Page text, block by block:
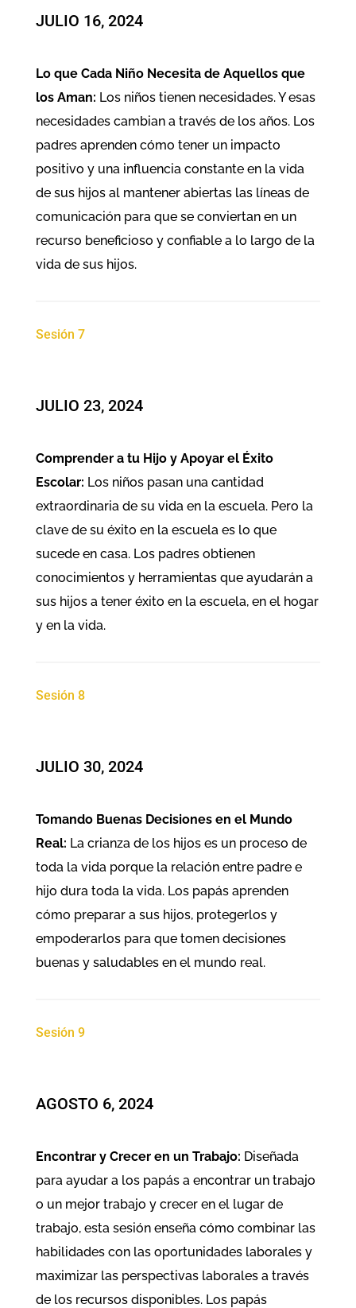
JULIO 16, 2024
Lo que Cada Niño Necesita de Aquellos que
los Aman: Los niños tienen necesidades. Y esas
necesidades cambian a través de los años. Los
padres aprenden cómo tener un impacto
positivo y una influencia constante en la vida
de sus hijos al mantener abiertas las líneas de
comunicación para que se conviertan en un
recurso beneficioso y confiable a lo largo de la
vida de sus hijos.
Sesión 7
JULIO 23, 2024
Comprender a tu Hijo y Apoyar el Éxito
Escolar: Los niños pasan una cantidad
extraordinaria de su vida en la escuela. Pero la
clave de su éxito en la escuela es lo que
sucede en casa. Los padres obtienen
conocimientos y herramientas que ayudarán a
sus hijos a tener éxito en la escuela, en el hogar
y en la vida.
Sesión 8
JULIO 30, 2024
Tomando Buenas Decisiones en el Mundo
Real: La crianza de los hijos es un proceso de
toda la vida porque la relación entre padre e
hijo dura toda la vida. Los papás aprenden
cómo preparar a sus hijos, protegerlos y
empoderarlos para que tomen decisiones
buenas y saludables en el mundo real.
Sesión 9
AGOSTO 6, 2024
Encontrar y Crecer en un Trabajo: Diseñada
para ayudar a los papás a encontrar un trabajo
o un mejor trabajo y crecer en el lugar de
trabajo, esta sesión enseña cómo combinar las
habilidades con las oportunidades laborales y
maximizar las perspectivas laborales a través
de los recursos disponibles. Los papás